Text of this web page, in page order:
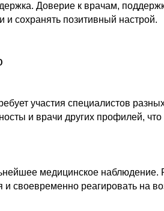
Доверие к врачам,
сохранять позитивный настрой.
участия специалистов
и врачи других профилей,
медицинское наблюдение.
и своевременно реагировать на